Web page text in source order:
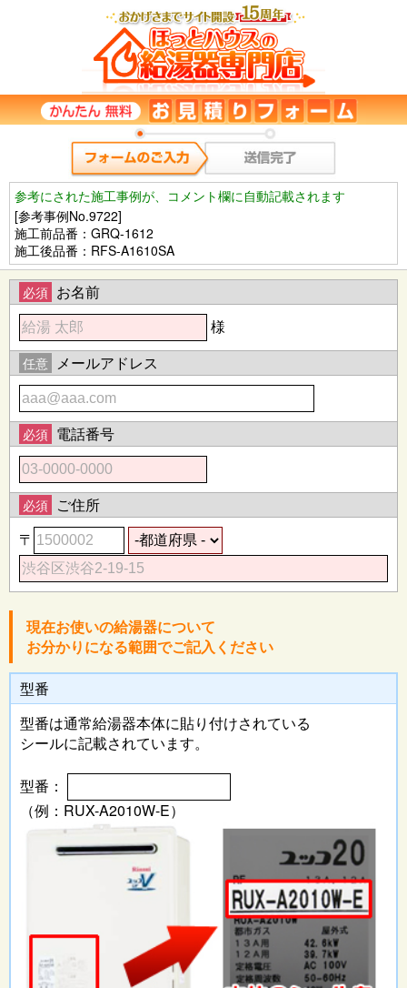
参考にされた施工事例が、コメント欄に自動記載されます
[参考事例No.9722]
施工前品番：GRQ-1612
施工後品番：RFS-A1610SA
必須 お名前
様
任意 メールアドレス
必須 電話番号
必須 ご住所
〒
現在お使いの給湯器について
お分かりになる範囲でご記入ください
型番
型番は通常給湯器本体に貼り付けされている
シールに記載されています。
型番：
（例：RUX-A2010W-E）